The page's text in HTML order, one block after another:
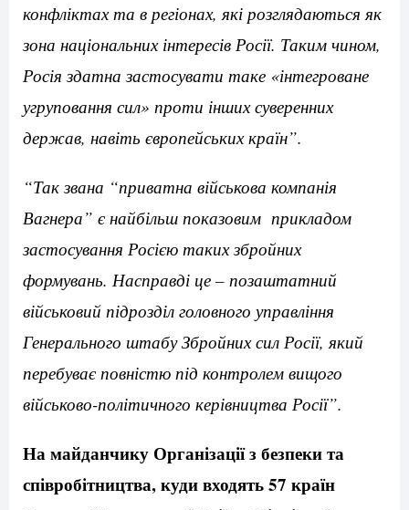
конфліктах та в регіонах, які розглядаються як
зона національних інтересів Росії. Таким чином,
Росія здатна застосувати таке «інтегроване
угруповання сил» проти інших суверенних
держав, навіть європейських країн”.
“Так звана “приватна військова компанія
Вагнера” є найбільш показовим прикладом
застосування Росією таких збройних
формувань. Насправді це – позаштатний
військовий підрозділ головного управління
Генерального штабу Збройних сил Росії, який
перебуває повністю під контролем вищого
військово-політичного керівництва Росії”.
На майданчику Організації з безпеки та
співробітництва, куди входять 57 країн